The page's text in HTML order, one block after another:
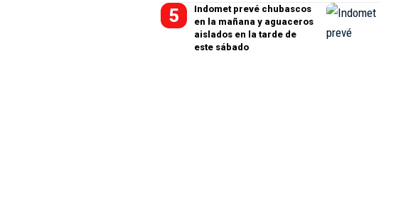
Indomet prevé chubascos
en la mañana y aguaceros
aislados en la tarde de
este sábado